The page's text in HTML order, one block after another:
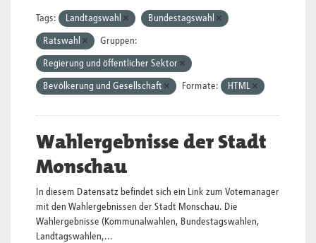
Tags: Landtagswahl Bundestagswahl
Ratswahl Gruppen:
Regierung und öffentlicher Sektor
Bevölkerung und Gesellschaft Formate: HTML
Wahlergebnisse der Stadt
Monschau
In diesem Datensatz befindet sich ein Link zum Votemanager
mit den Wahlergebnissen der Stadt Monschau. Die
Wahlergebnisse (Kommunalwahlen, Bundestagswahlen,
Landtagswahlen,...